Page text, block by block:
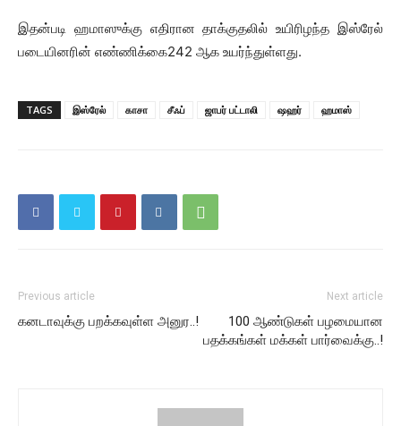
இதன்படி ஹமாஸுக்கு எதிரான தாக்குதலில் உயிரிழந்த இஸ்ரேல்
படையினரின் எண்ணிக்கை242 ஆக உயர்ந்துள்ளது.
TAGS இஸ்ரேல் காசா சீஃப் ஜாபர் பட்டாலி ஷஹர் ஹமாஸ்
Previous article
கனடாவுக்கு பறக்கவுள்ள அனுர..!
Next article
100 ஆண்டுகள் பழமையான
பதக்கங்கள் மக்கள் பார்வைக்கு..!